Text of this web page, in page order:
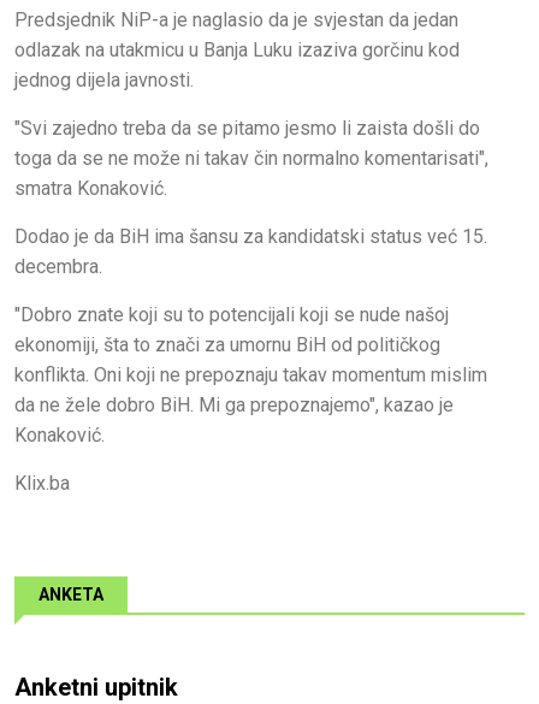
Predsjednik NiP-a je naglasio da je svjestan da jedan
odlazak na utakmicu u Banja Luku izaziva gorčinu kod
jednog dijela javnosti.
"Svi zajedno treba da se pitamo jesmo li zaista došli do
toga da se ne može ni takav čin normalno komentarisati",
smatra Konaković.
Dodao je da BiH ima šansu za kandidatski status već 15.
decembra.
"Dobro znate koji su to potencijali koji se nude našoj
ekonomiji, šta to znači za umornu BiH od političkog
konflikta. Oni koji ne prepoznaju takav momentum mislim
da ne žele dobro BiH. Mi ga prepoznajemo", kazao je
Konaković.
Klix.ba
ANKETA
Anketni upitnik